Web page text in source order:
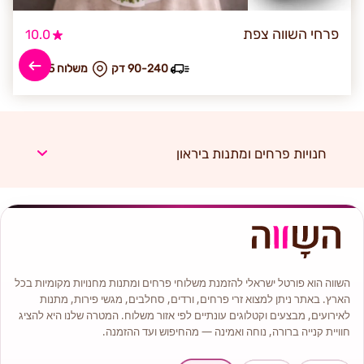
פרחי השווה צפת 10.0
₪ משלוח 95 90-240 דק
חנויות פרחים ומתנות ביראון
השווה הוא פורטל ישראלי להזמנת משלוחי פרחים ומתנות מחנויות מקומיות בכל
הארץ. באתר ניתן למצוא זרי פרחים, ורדים, סחלבים, מגשי פירות, מתנות
לאירועים, מבצעים וקטלוגים עונתיים לפי אזור משלוח. המטרה שלנו היא להציג
חוויית קנייה ברורה, נוחה ואמינה — מהחיפוש ועד ההזמנה.